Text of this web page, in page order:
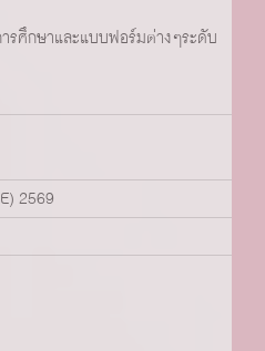
รศึกษาและแบบฟอร์มต่างๆระดับ
2569